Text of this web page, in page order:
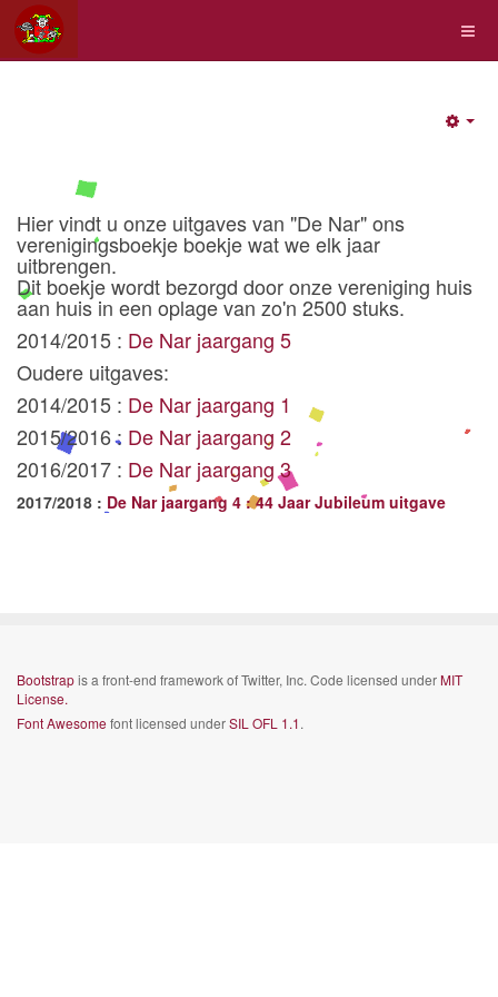
Hier vindt u onze uitgaves van "De Nar" ons
verenigingsboekje boekje wat we elk jaar
uitbrengen.
Dit boekje wordt bezorgd door onze vereniging huis
aan huis in een oplage van zo'n 2500 stuks.
2014/2015 : De Nar jaargang 5
Oudere uitgaves:
2014/2015 : De Nar jaargang 1
2015/2016 : De Nar jaargang 2
2016/2017 : De Nar jaargang 3
2017/2018 : De Nar jaargang 4 : 44 Jaar Jubileum uitgave
Bootstrapis a front-end framework of Twitter, Inc. Code licensed underMIT
License.
Font Awesomefont licensed underSIL OFL 1.1.